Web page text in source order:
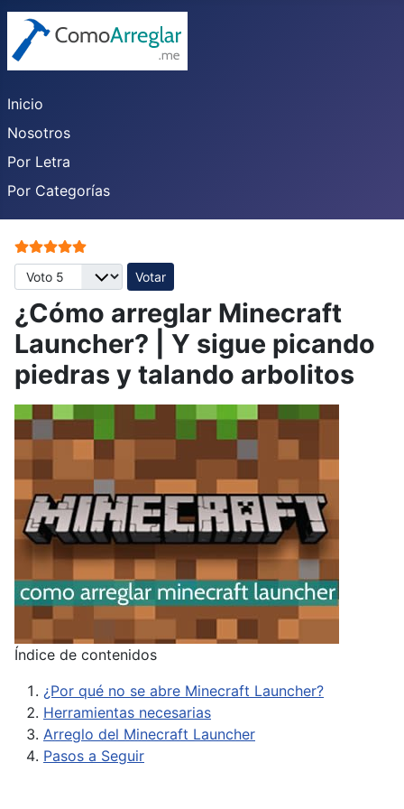
Inicio
Nosotros
Por Letra
Por Categorías
Ratio:5/5
Por favor, vote
¿Cómo arreglar Minecraft
Launcher? | Y sigue picando
piedras y talando arbolitos
Índice de contenidos
¿Por qué no se abre Minecraft Launcher?
Herramientas necesarias
Arreglo del Minecraft Launcher
Pasos a Seguir